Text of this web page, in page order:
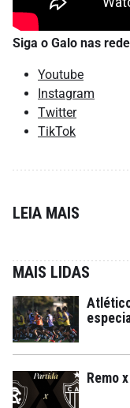
Siga o Galo nas
Youtube
Instagram
Twitter
TikTok
LEIA MAIS
MAIS LIDAS
Remo